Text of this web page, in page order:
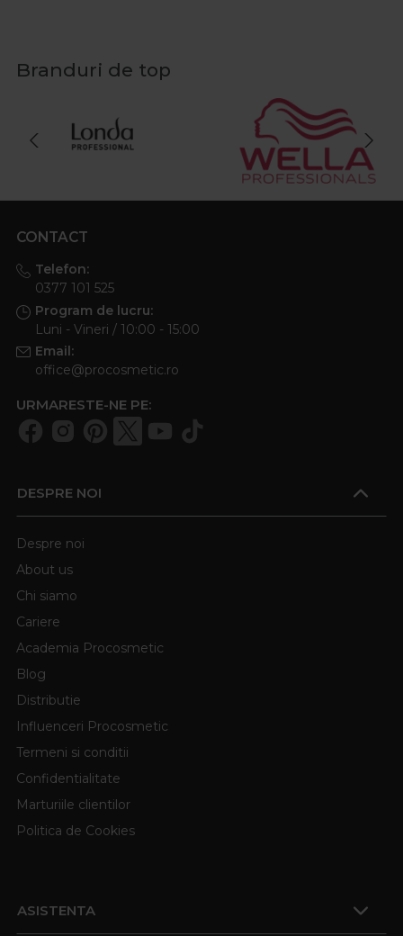
Branduri de top
CONTACT
Telefon:
0377 101 525
Program de lucru:
Luni - Vineri / 10:00 - 15:00
Email:
office@procosmetic.ro
URMARESTE-NE PE:
DESPRE NOI
Despre noi
About us
Chi siamo
Cariere
Academia Procosmetic
Blog
Distributie
Influenceri Procosmetic
Termeni si conditii
Confidentialitate
Marturiile clientilor
Politica de Cookies
ASISTENTA